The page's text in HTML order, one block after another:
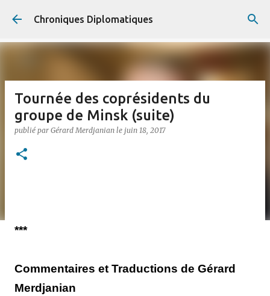
Accéder au contenu principal
Chroniques Diplomatiques
Tournée des coprésidents du
groupe de Minsk (suite)
publié par Gérard Merdjanian le juin 18, 2017
***
Commentaires et Traductions de Gérard
Merdjanian